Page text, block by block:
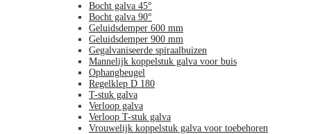
Bocht galva 45°
Bocht galva 90°
Geluidsdemper 600 mm
Geluidsdemper 900 mm
Gegalvaniseerde spiraalbuizen
Mannelijk koppelstuk galva voor buis
Ophangbeugel
Regelklep D 180
T-stuk galva
Verloop galva
Verloop T-stuk galva
Vrouwelijk koppelstuk galva voor toebehoren